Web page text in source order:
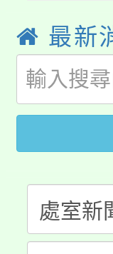
局官
開!
115
田徑
桃園
視
者。
大園
份教
大溪
份教
淨零
會
115
最新